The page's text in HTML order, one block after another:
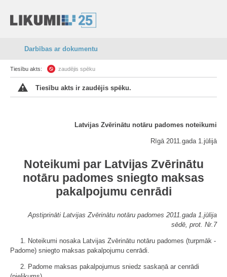
Darbības ar dokumentu
Tiesību akts: zaudējis spēku
Tiesību akts ir zaudējis spēku.
Latvijas Zvērinātu notāru padomes noteikumi
Rīgā 2011.gada 1.jūlijā
Noteikumi par Latvijas Zvērinātu
notāru padomes sniegto maksas
pakalpojumu cenrādi
Apstiprināti Latvijas Zvērinātu notāru padomes 2011.gada 1.jūlija
sēdē, prot. Nr.7
1. Noteikumi nosaka Latvijas Zvērinātu notāru padomes (turpmāk -
Padome) sniegto maksas pakalpojumu cenrādi.
2. Padome maksas pakalpojumus sniedz saskaņā ar cenrādi